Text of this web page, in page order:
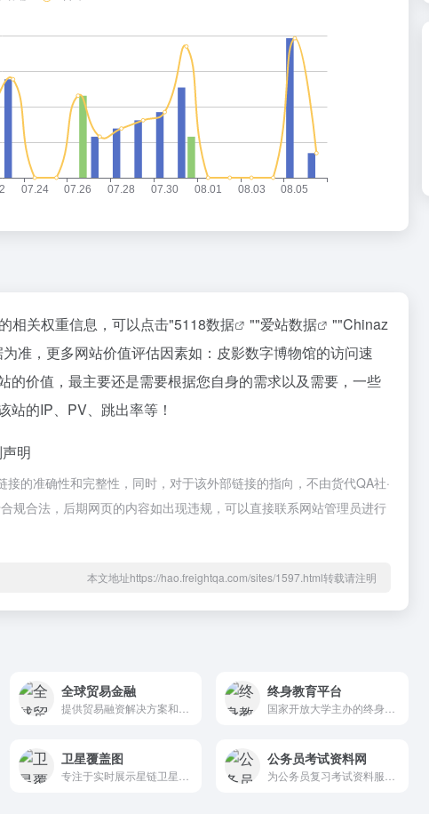
相关权重信息，可以点击"5118数据 ""爱站数据 ""Chinaz
准，更多网站价值评估因素如：皮影数字博物馆的访问速
价值，最主要还是需要根据您自身的需求以及需要，一些
站的IP、PV、跳出率等！
明
的准确性和完整性，同时，对于该外部链接的指向，不由货代QA社·
合法，后期网页的内容如出现违规，可以直接联系网站管理员进行
本文地址https://hao.freightqa.com/sites/1597.html转载请注明
全球贸易金融 终身教育平台
卫星覆盖图 公务员考试资料网